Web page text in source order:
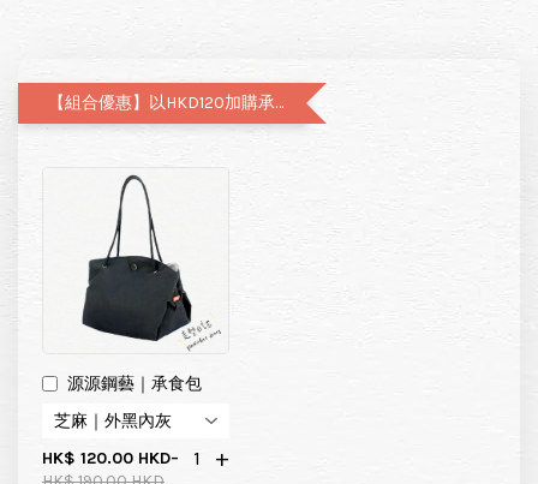
【組合優惠】以HKD120加購承食包（原價195）
源源鋼藝｜承食包
HK$ 120.00 HKD- +